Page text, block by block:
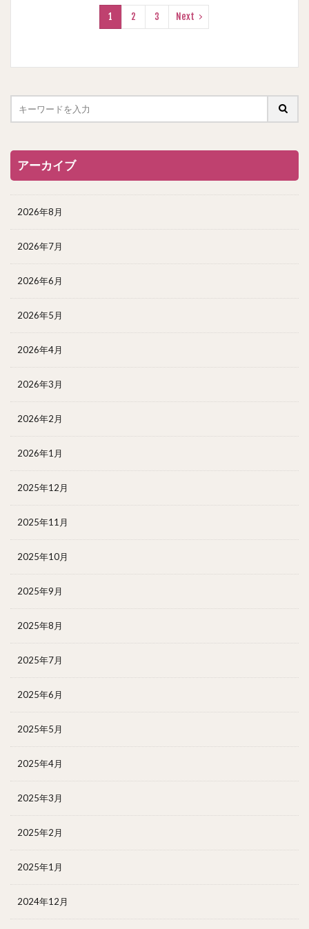
1 2 3 Next
アーカイブ
2026年8月
2026年7月
2026年6月
2026年5月
2026年4月
2026年3月
2026年2月
2026年1月
2025年12月
2025年11月
2025年10月
2025年9月
2025年8月
2025年7月
2025年6月
2025年5月
2025年4月
2025年3月
2025年2月
2025年1月
2024年12月